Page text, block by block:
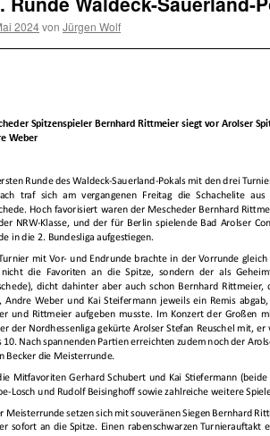
2024von Jürgen Wolf